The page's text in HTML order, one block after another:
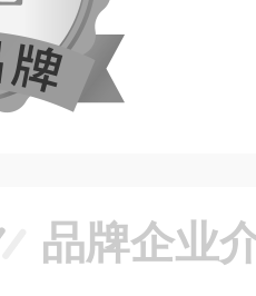
品牌企业